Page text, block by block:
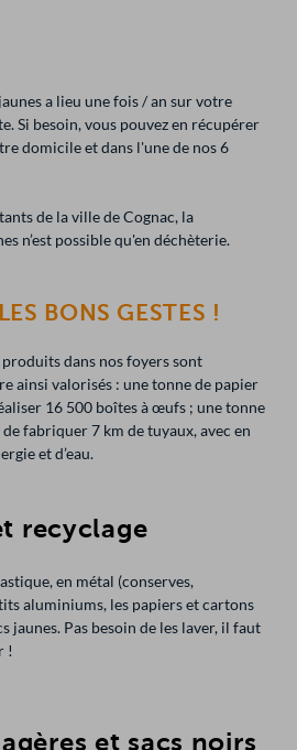
a lieu une fois / an sur votre
Si besoin, vous pouvez en récupérer
domicile et dans l'une de nos 6
de la ville de Cognac, la
n’est possible qu'en déchèterie.
BONS GESTES !
produits dans nos foyers sont
ainsi valorisés : une tonne de papier
16 500 boîtes à œufs ; une tonne
fabriquer 7 km de tuyaux, avec en
et d’eau.
recyclage
en métal (conserves,
aluminiums, les papiers et cartons
jaunes. Pas besoin de les laver, il faut
!
et sacs noirs